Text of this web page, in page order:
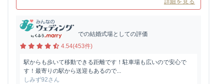
詳細を見る
での結婚式場としての評価
4.54(453件)
駅からも歩いて移動できる距離です！駐車場も広いので安心で
す！最寄りの駅から送迎もあるので...
しみず92さん